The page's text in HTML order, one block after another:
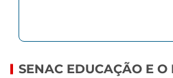
SENAC EDUCAÇÃO E O